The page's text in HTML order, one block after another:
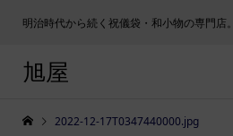
明治時代から続く祝儀袋・和小物の専門店。
旭屋
2022-12-17T0347440000.jpg